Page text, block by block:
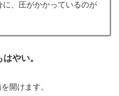
、圧がかかっているのが
やい。
開けます。